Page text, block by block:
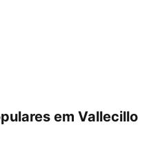
em Vallecillo